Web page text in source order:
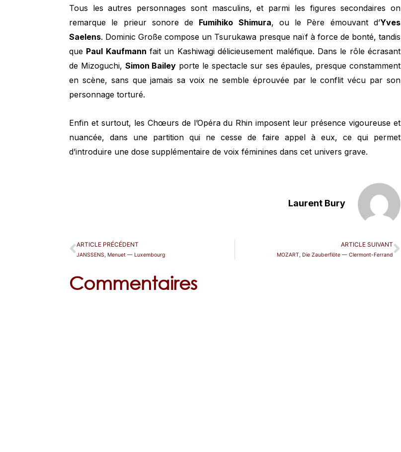
Tous les autres personnages sont masculins, et parmi les figures secondaires on
remarque le prieur sonore de Fumihiko Shimura, ou le Père émouvant d’Yves
Saelens. Dominic Große compose un Tsurukawa presque naïf à force de bonté, tandis
que Paul Kaufmann fait un Kashiwagi délicieusement maléfique. Dans le rôle écrasant
de Mizoguchi, Simon Bailey porte le spectacle sur ses épaules, presque constamment
en scène, sans que jamais sa voix ne semble éprouvée par le conflit vécu par son
personnage torturé.
Enfin et surtout, les Chœurs de l’Opéra du Rhin imposent leur présence vigoureuse et
nuancée, dans une partition qui ne cesse de faire appel à eux, ce qui permet
d’introduire une dose supplémentaire de voix féminines dans cet univers grave.
Laurent Bury
ARTICLE PRÉCÉDENT
JANSSENS, Menuet — Luxembourg
ARTICLE SUIVANT
MOZART, Die Zauberflöte — Clermont-Ferrand
Commentaires